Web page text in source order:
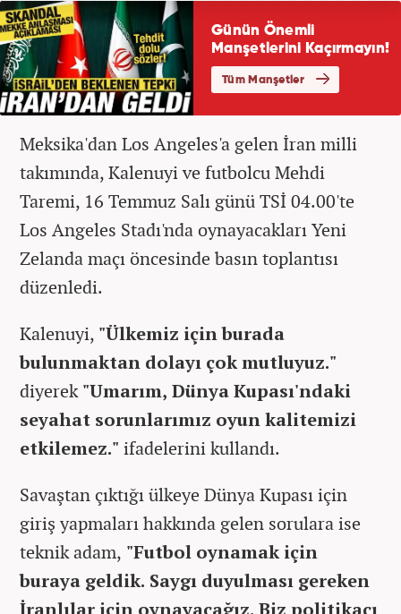
Meksika'dan Los Angeles'a gelen İran milli
takımında, Kalenuyi ve futbolcu Mehdi
Taremi, 16 Temmuz Salı günü TSİ 04.00'te
Los Angeles Stadı'nda oynayacakları Yeni
Zelanda maçı öncesinde basın toplantısı
düzenledi.
Kalenuyi, "Ülkemiz için burada
bulunmaktan dolayı çok mutluyuz."
diyerek"Umarım, Dünya Kupası'ndaki
seyahat sorunlarımız oyun kalitemizi
etkilemez." ifadelerini kullandı.
Savaştan çıktığı ülkeye Dünya Kupası için
giriş yapmaları hakkında gelen sorulara ise
teknik adam, "Futbol oynamak için
buraya geldik. Saygı duyulması gereken
İranlılar için oynayacağız. Biz politikacı